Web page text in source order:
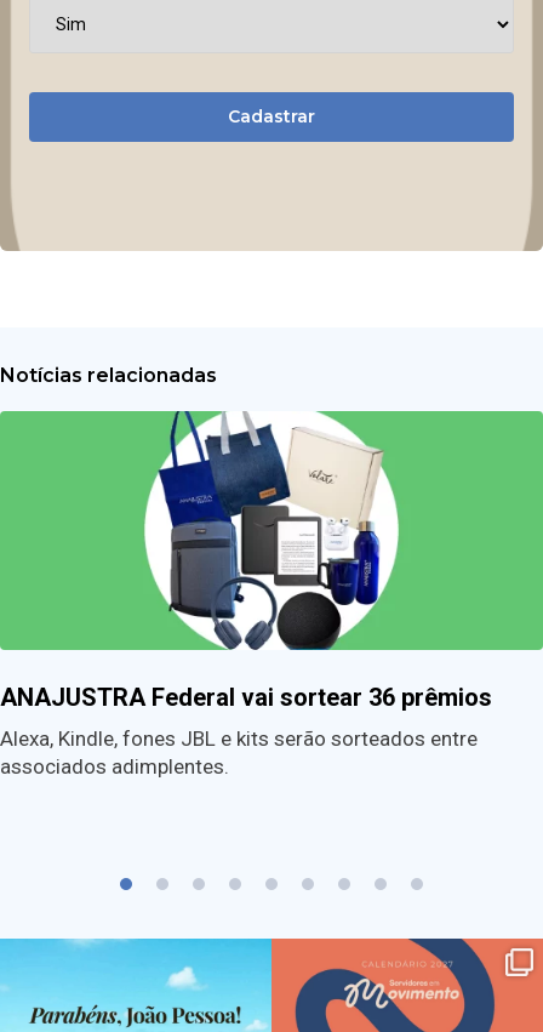
Cadastrar
Notícias relacionadas
ANAJUSTRA Federal vai sortear 36 prêmios
Alexa, Kindle, fones JBL e kits serão sorteados entre
associados adimplentes.